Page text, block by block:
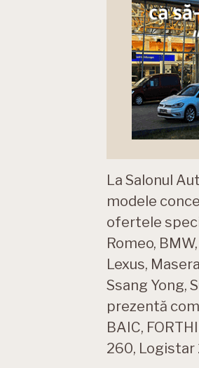
La Salonul
modele
ofertele
Romeo,
Lexus,
Ssang Yong,
prezentă
BAIC,
260, Logistar